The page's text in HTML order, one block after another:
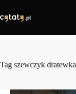
treści
Tag szewczyk dratewka